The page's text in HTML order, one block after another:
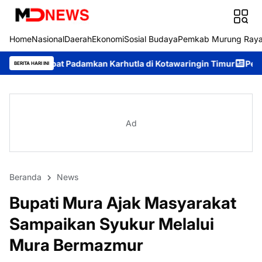
HomeNasionalDaerahEkonomiSosial BudayaPemkab Murung
BERITA HARI INIKarhutla di Kotawaringin Timur Pemkab Murung Raya
Ad
Beranda News
Bupati Mura Ajak Masyarakat
Sampaikan Syukur Melalui
Mura Bermazmur